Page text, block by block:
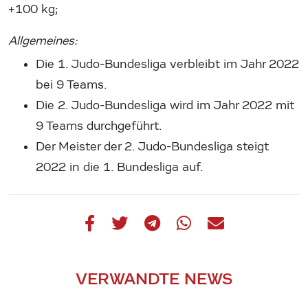
+100 kg;
Allgemeines:
Die 1. Judo-Bundesliga verbleibt im Jahr 2022
bei 9 Teams.
Die 2. Judo-Bundesliga wird im Jahr 2022 mit
9 Teams durchgeführt.
Der Meister der 2. Judo-Bundesliga steigt
2022 in die 1. Bundesliga auf.
VERWANDTE NEWS